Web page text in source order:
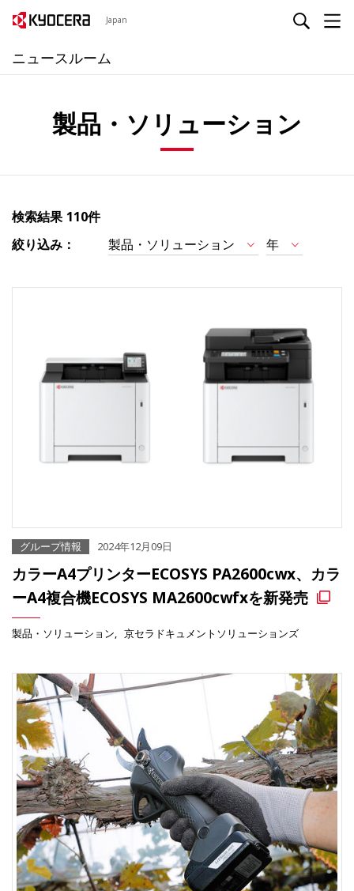
Japan
ニュースルーム
製品・ソリューション
検索結果 110件
絞り込み：
製品・ソリューション 年
グループ情報 2024年12月09日
カラーA4プリンターECOSYS PA2600cwx、カラ
ーA4複合機ECOSYS MA2600cwfxを新発売
製品・ソリューション 京セラドキュメントソリューションズ